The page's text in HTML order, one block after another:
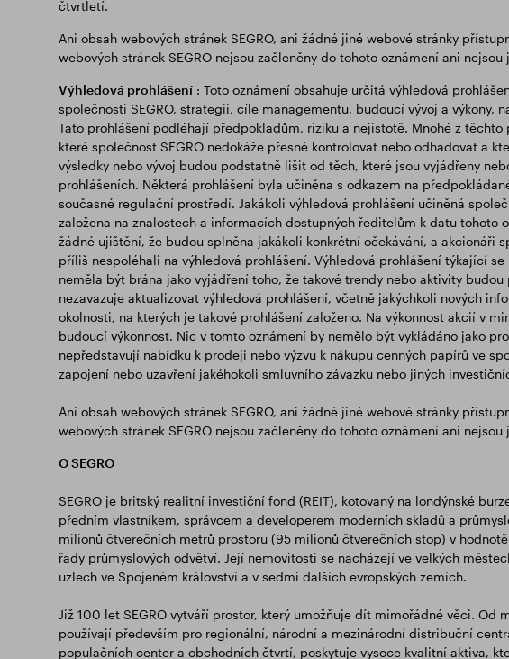
čtvrtletí.
Ani obsah webových stránek SEGRO, ani žádné jiné webové stránky
webových stránek SEGRO nejsou začleněny do tohoto oznámení ani nejsou
Výhledová prohlášení: Toto oznámení obsahuje určitá výhledová
společnosti SEGRO, strategii, cíle managementu, budoucí vývoj a výkony,
Tato prohlášení podléhají předpokladům, riziku a nejistotě. Mnohé z
které společnost SEGRO nedokáže přesně kontrolovat nebo odhadovat a
výsledky nebo vývoj budou podstatně lišit od těch, které jsou vyjádřeny
prohlášeních. Některá prohlášení byla učiněna s odkazem na
současné regulační prostředí. Jakákoli výhledová prohlášení učiněná
založena na znalostech a informacích dostupných ředitelům k datu tohoto
žádné ujištění, že budou splněna jakákoli konkrétní očekávání, a akcionáři
příliš nespoléhali na výhledová prohlášení. Výhledová prohlášení týkající
neměla být brána jako vyjádření toho, že takové trendy nebo aktivity budou
nezavazuje aktualizovat výhledová prohlášení, včetně jakýchkoli nových
okolnosti, na kterých je takové prohlášení založeno. Na výkonnost akcií v
budoucí výkonnost. Nic v tomto oznámení by nemělo být vykládáno jako
nepředstavují nabídku k prodeji nebo výzvu k nákupu cenných papírů ve
zapojení nebo uzavření jakéhokoli smluvního závazku nebo jiných
Ani obsah webových stránek SEGRO, ani žádné jiné webové stránky
webových stránek SEGRO nejsou začleněny do tohoto oznámení ani nejsou
O SEGRO
SEGRO je britský realitní investiční fond (REIT), kotovaný na londýnské
předním vlastníkem, správcem a developerem moderních skladů a
milionů čtverečních metrů prostoru (95 milionů čtverečních stop) v
řady průmyslových odvětví. Její nemovitosti se nacházejí ve velkých
uzlech ve Spojeném království a v sedmi dalších evropských zemích.
Již 100 let SEGRO vytváří prostor, který umožňuje dít mimořádné věci. Od
používají především pro regionální, národní a mezinárodní distribuční
populačních center a obchodních čtvrtí, poskytuje vysoce kvalitní aktiva,